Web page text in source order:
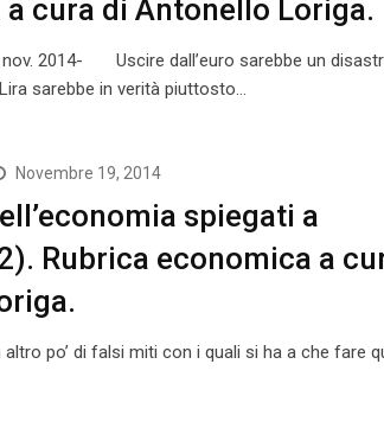
cura di Antonello Loriga.
nov. 2014- Uscire dall’euro sarebbe un
sarebbe in verità piuttosto…
Novembre 19, 2014
spiegati a
Rubrica economica a
po’ di falsi miti con i quali si ha a che fare